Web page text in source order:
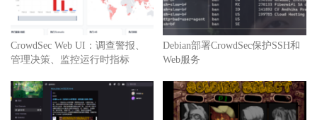
CrowdSec Web UI：调查警报、
管理决策、监控运行时指标
Debian部署CrowdSec保护SSH和
Web服务